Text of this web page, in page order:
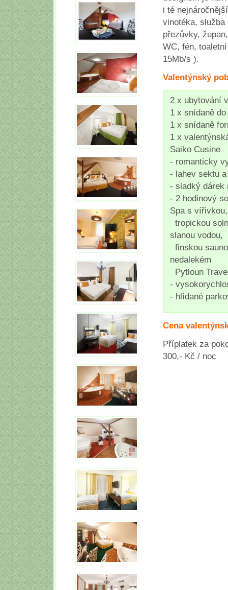
i té
vinotéka,
přezůvky,
WC, fén,
15Mb/s ).
Valentýnský
2 x ubytování
1 x snídaně
1 x snídaně
1 x
Saiko Cusine
- romanticky
- lahev sektu
- sladký dárek
- 2 hodinový
Spa s vířivkou,
tropickou
slanou vodou,
finskou
nedalekém
Pytloun
-
- hlídané
Cena
Příplatek za
300,- Kč / noc